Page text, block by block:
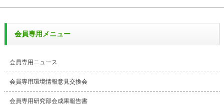
会員専用メニュー
会員専用ニュース
会員専用環境情報意見交換会
会員専用研究部会成果報告書